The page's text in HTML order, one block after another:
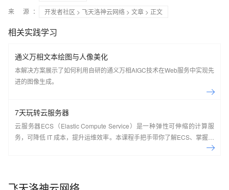
来 源：
开发者社区 > 飞天洛神云网络 > 文章 > 正文
相关实践学习
通义万相文本绘图与人像美化
本解决方案展示了如何利用自研的通义万相AIGC技术在Web服务中实现先
进的图像生成。
7天玩转云服务器
云服务器ECS（Elastic Compute Service）是一种弹性可伸缩的计算服
务，可降低 IT 成本，提升运维效率。本课程手把手带你了解ECS、掌握基
本操作、动手实操快照管理、镜像管理等。了解产品详